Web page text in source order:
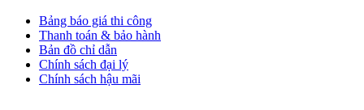
Bảng báo giá thi công
Thanh toán & bảo hành
Bản đồ chỉ dẫn
Chính sách đại lý
Chính sách hậu mãi